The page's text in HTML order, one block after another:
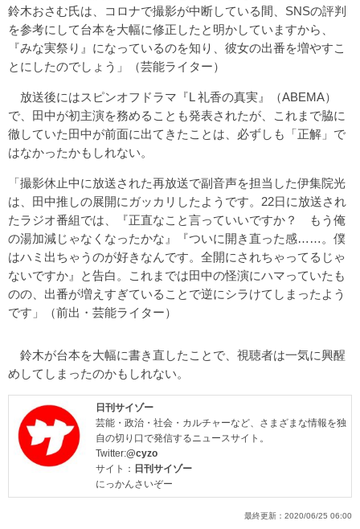
鈴木おさむ氏は、コロナで撮影が中断している間、SNSの評判
を参考にして台本を大幅に修正したと明かしていますから、
『みな実祭り』になっているのを知り、彼女の出番を増やすこ
とにしたのでしょう」（芸能ライター）
放送後にはスピンオフドラマ『L 礼香の真実』（ABEMA）
で、田中が初主演を務めることも発表されたが、これまで脇に
徹していた田中が前面に出てきたことは、必ずしも「正解」で
はなかったかもしれない。
「撮影休止中に放送された再放送で副音声を担当した伊集院光
は、田中推しの展開にガッカリしたようです。22日に放送され
たラジオ番組では、『正直なこと言っていいですか？ もう俺
の湯加減じゃなくなったかな』『ついに開き直った感……。僕
はハミ出ちゃうのが好きなんです。全開にされちゃってるじゃ
ないですか』と告白。これまでは田中の怪演にハマっていたも
のの、出番が増えすぎていることで逆にシラけてしまったよう
です」（前出・芸能ライター）
鈴木が台本を大幅に書き直したことで、視聴者は一気に興醒
めしてしまったのかもしれない。
日刊サイゾー
芸能・政治・社会・カルチャーなど、さまざまな情報を独
自の切り口で発信するニュースサイト。
Twitter:@cyzo
サイト： 日刊サイゾー
にっかんさいぞー
最終更新： 2020/06/25 06:00